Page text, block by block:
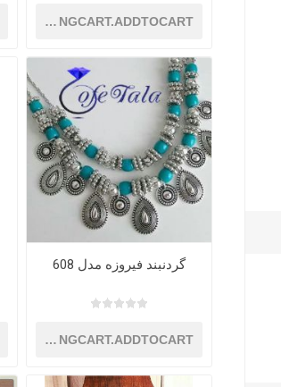
SHOPPINGCART.ADDTOCART
گردنبند فیروزه مدل 608
SHOPPINGCART.ADDTOCART